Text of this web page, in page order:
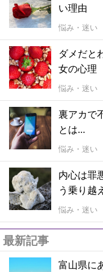
い理由
悩み・迷い
ダメだと
女の心理
悩み・迷い
裏アカで
とは…
悩み・迷い
内心は罪
う乗り越
悩み・迷い
最新記事
富山県に